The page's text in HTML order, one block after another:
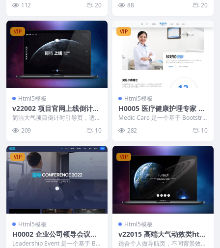
服... 112 20
模板。...
88 20
VIP
Html5模板
v22002 项目官网上线倒计时
引导页HTML源码
简洁大气项目倒计时引导页，适合
特色功能 翻页特效显...
209 10
VIP
Html5模板
H0005 医疗健康护理专家 ht
ml 单页网站模板
Medic Care 是一个基于 Bootstra
282 10
VIP
Html5模板
H0002 企业公司领导会议活
动HTML网站模板
Leadership Event 是一个基于 Bo
VIP
Html5模板
v22015 高端大气动效类htm
l个人导航页
适合个人做导航页，不同背景效果